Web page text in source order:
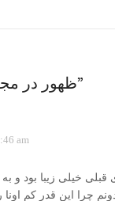
3 thoughts on “ظهور در مجاز”
am
قبلی خیلی زیبا بود و